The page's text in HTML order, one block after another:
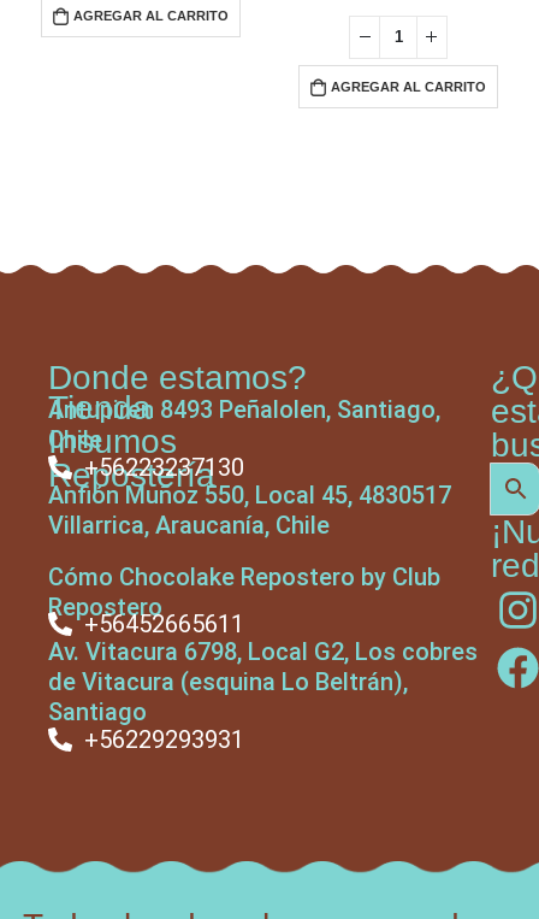
AGREGAR AL CARRITO
AGREGAR AL CARRITO
Tienda
Insumos
Repostería
Donde estamos?
Antupiren 8493 Peñalolen, Santiago,
Chile
+56223237130
Anfión Muñoz 550, Local 45, 4830517
Villarrica, Araucanía, Chile
Cómo Chocolake Repostero by Club
Repostero
+56452665611
Av. Vitacura 6798, Local G2, Los cobres
de Vitacura (esquina Lo Beltrán),
Santiago
+56229293931